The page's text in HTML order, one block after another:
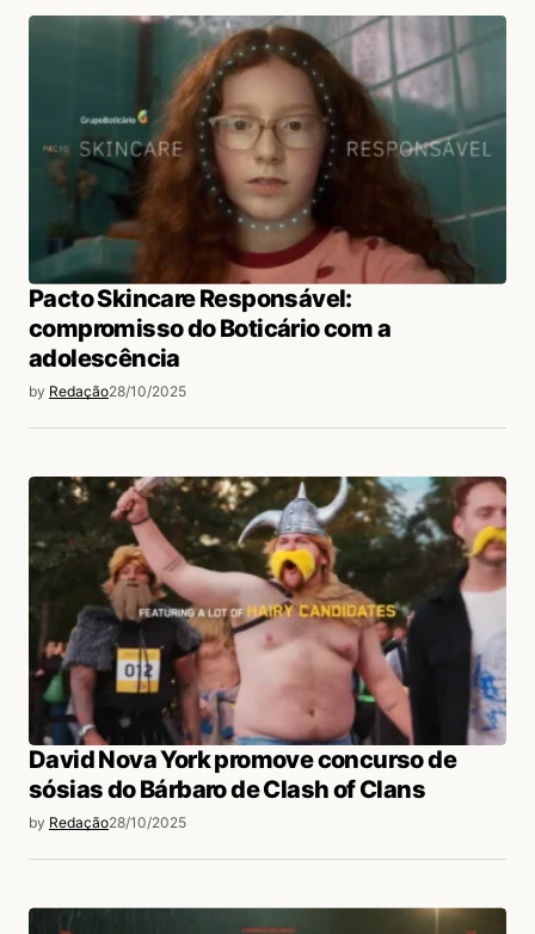
Pacto Skincare Responsável:
compromisso do Boticário com a
adolescência
by Redação28/10/2025
David Nova York promove concurso de
sósias do Bárbaro de Clash of Clans
by Redação28/10/2025